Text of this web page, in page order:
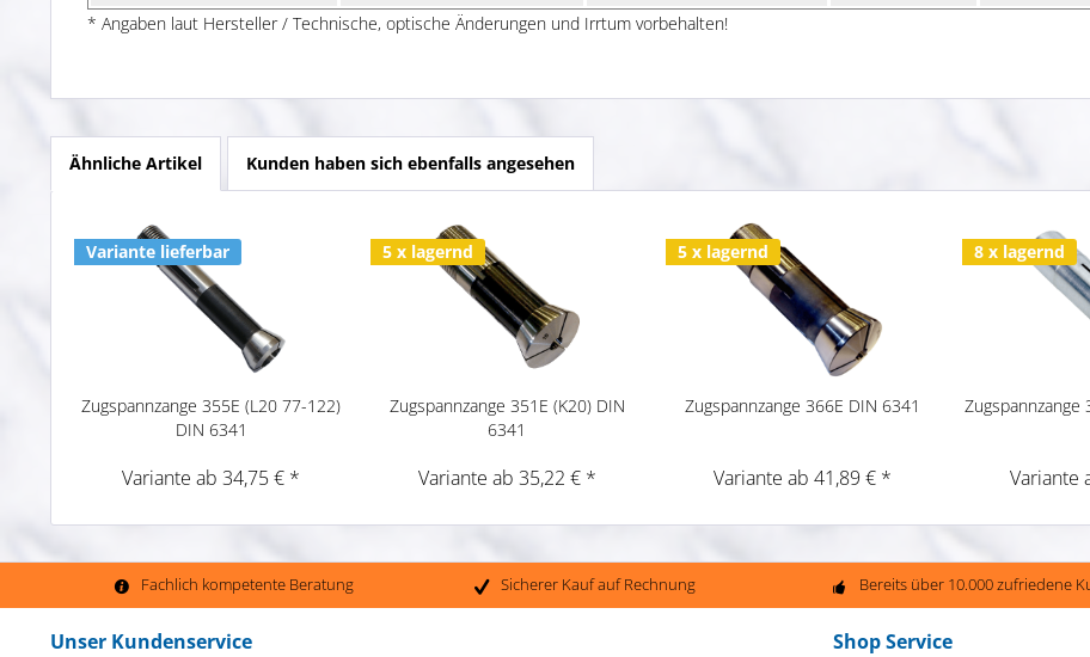
* Angaben laut Hersteller / Technische, optische Änderungen und Irrtum vorbehalten!
Ähnliche Artikel Kunden haben sich ebenfalls angesehen
Variante lieferbar
Zugspannzange 355E (L20 77-122)
DIN 6341
Variante ab 34,75 € *
5 x lagernd
Zugspannzange 351E (K20) DIN
6341
Variante ab 35,22 € *
5 x lagernd
Zugspannzange 366E DIN 6341
Variante ab 41,89 € *
8 x lagernd
Zugspannzange
Variante
Fachlich kompetente Beratung Sicherer Kauf auf Rechnung Bereits über 10.000 zufriedene
Unser Kundenservice Shop Service